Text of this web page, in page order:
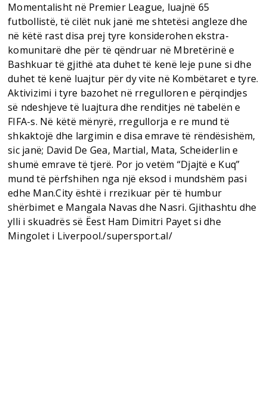
Momentalisht në Premier League, luajnë 65
futbollistë, të cilët nuk janë me shtetësi angleze dhe
në këtë rast disa prej tyre konsiderohen ekstra-
komunitarë dhe për të qëndruar në Mbretërinë e
Bashkuar të gjithë ata duhet të kenë leje pune si dhe
duhet të kenë luajtur për dy vite në Kombëtaret e tyre.
Aktivizimi i tyre bazohet në rregulloren e përqindjes
së ndeshjeve të luajtura dhe renditjes në tabelën e
FIFA-s. Në këtë mënyrë, rregullorja e re mund të
shkaktojë dhe largimin e disa emrave të rëndësishëm,
sic janë; David De Gea, Martial, Mata, Scheiderlin e
shumë emrave të tjerë. Por jo vetëm “Djajtë e Kuq”
mund të përfshihen nga një eksod i mundshëm pasi
edhe Man.City është i rrezikuar për të humbur
shërbimet e Mangala Navas dhe Nasri. Gjithashtu dhe
ylli i skuadrës së Ëest Ham Dimitri Payet si dhe
Mingolet i Liverpool./supersport.al/